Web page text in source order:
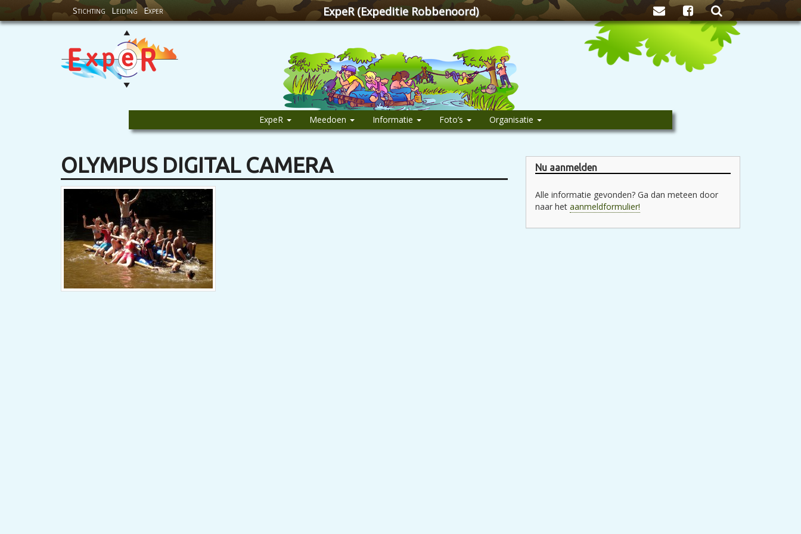
Stichting Leiding Exper ExpeR (Expeditie Robbenoord)
Zoeken
ExpeR Meedoen Informatie Foto’s Organisatie
OLYMPUS DIGITAL CAMERA Nu aanmelden
Alle informatie gevonden? Ga dan meteen door
naar het aanmeldformulier!